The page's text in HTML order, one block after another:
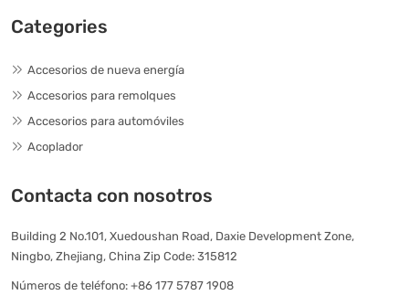
Categories
Accesorios de nueva energía
Accesorios para remolques
Accesorios para automóviles
Acoplador
Contacta con nosotros
Building 2 No.101, Xuedoushan Road, Daxie Development Zone,
Ningbo, Zhejiang, China Zip Code: 315812
Números de teléfono: +86 177 5787 1908